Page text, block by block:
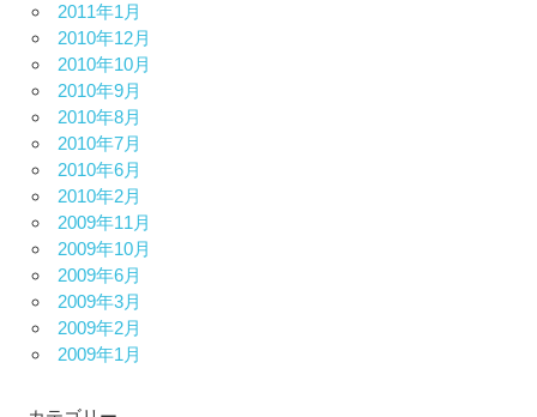
2011年1月
2010年12月
2010年10月
2010年9月
2010年8月
2010年7月
2010年6月
2010年2月
2009年11月
2009年10月
2009年6月
2009年3月
2009年2月
2009年1月